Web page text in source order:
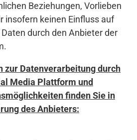
Beziehungen, Vorlieben
insofern keinen Einfluss auf
durch den Anbieter der
zur Datenverarbeitung durch
Media Plattform und
finden Sie in
des Anbieters: